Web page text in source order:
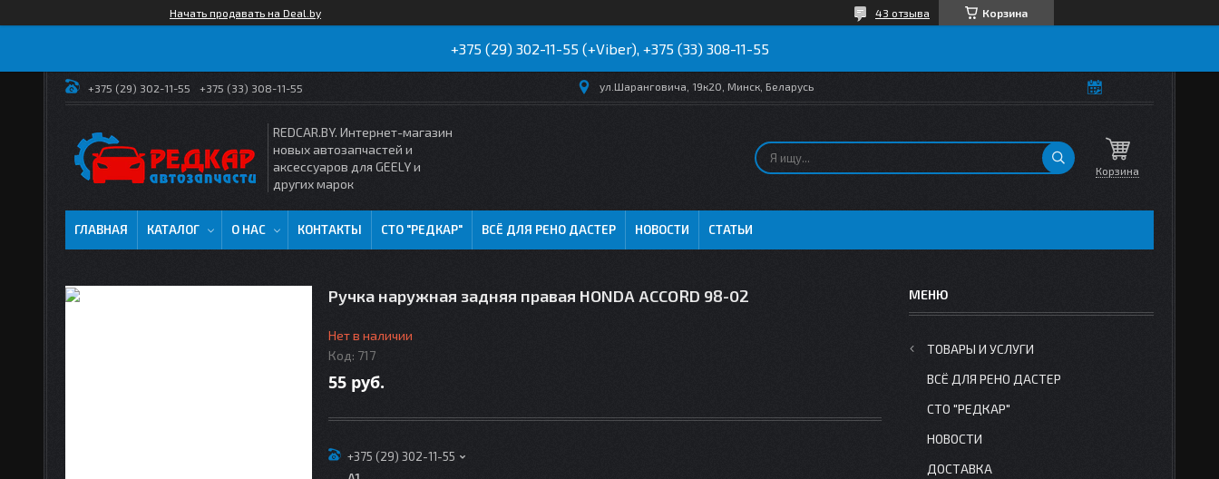
Начать продавать на Deal.by Корзина
43 отзыва
+375 (29) 302-11-55 (+Viber), +375 (33) 308-11-55
+375 (29) 302-11-55 +375 (33) 308-11-55 ул.Шаранговича, 19к20, Минск, Беларусь
REDCAR.BY. Интернет-магазин
новых автозапчастей и
аксессуаров для GEELY и
других марок
Корзина
ГЛАВНАЯ КАТАЛОГ О НАС КОНТАКТЫ СТО "РЕДКАР" ВСЁ ДЛЯ РЕНО ДАСТЕР НОВОСТИ СТАТЬИ
Ручка наружная задняя правая HONDA ACCORD 98-02
Нет в наличии
Код: 717
55 руб.
+375 (29) 302-11-55
ТОВАРЫ И УСЛУГИ
ВСЁ ДЛЯ РЕНО ДАСТЕР
СТО "РЕДКАР"
НОВОСТИ
ДОСТАВКА